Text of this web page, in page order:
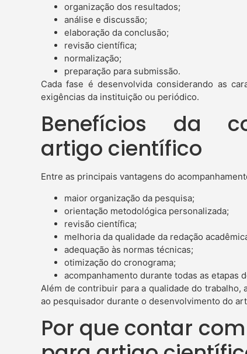
organização dos resultados;
análise e discussão;
elaboração da conclusão;
revisão científica;
normalização;
preparação para submissão.
Cada fase é desenvolvida considerando as
exigências da instituição ou periódico.
Benefícios da
artigo científico
Entre as principais vantagens do
maior organização da pesquisa;
orientação metodológica personalizada;
revisão científica;
melhoria da qualidade da redação
adequação às normas técnicas;
otimização do cronograma;
acompanhamento durante todas as etapas
Além de contribuir para a qualidade do
ao pesquisador durante o desenvolvimento do
Por que contar